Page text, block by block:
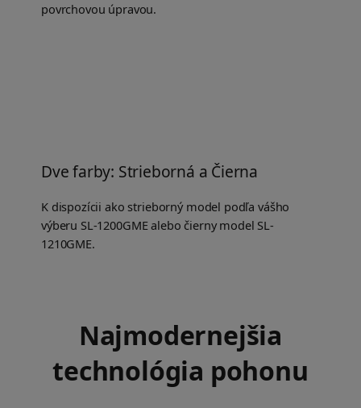
povrchovou úpravou.
Dve farby: Strieborná a Čierna
K dispozícii ako strieborný model podľa vášho
výberu SL-1200GME alebo čierny model SL-
1210GME.
Najmodernejšia
technológia pohonu